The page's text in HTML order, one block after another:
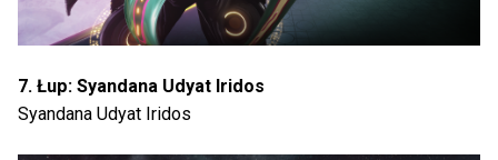
7. Łup: Syandana Udyat Iridos
Syandana Udyat Iridos